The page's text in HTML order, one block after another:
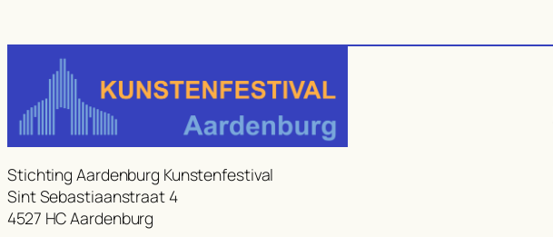
Stichting Aardenburg Kunstenfestival
Sint Sebastiaanstraat 4
4527 HC Aardenburg